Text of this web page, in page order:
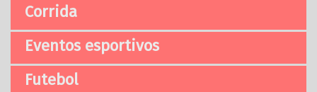
Corrida
Eventos esportivos
Futebol